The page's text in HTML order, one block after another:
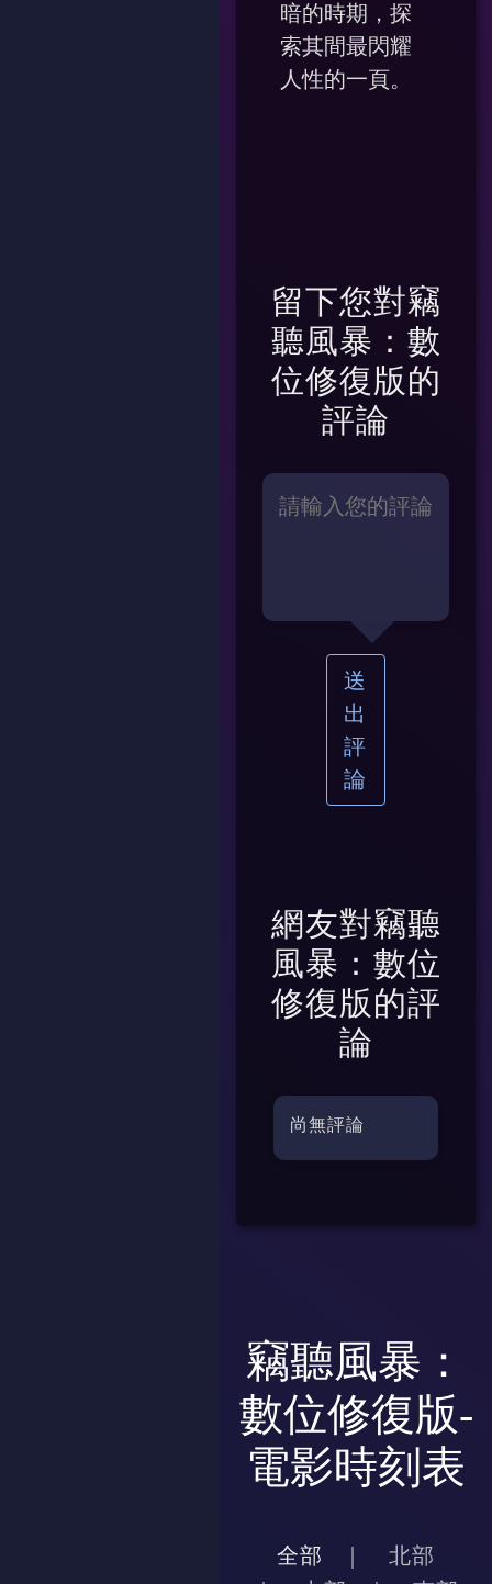
暗的時期，探
索其間最閃耀
人性的一頁。
留下您對竊
聽風暴：數
位修復版的
評論
送
出
評
論
網友對竊聽
風暴：數位
修復版的評
論
尚無評論
竊聽風暴：
數位修復版-
電影時刻表
全部
北部